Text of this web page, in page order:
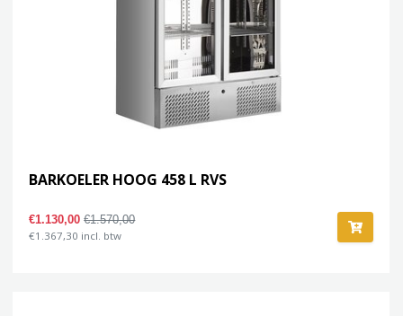
BARKOELER HOOG 458 L RVS
€1.130,00€1.570,00
€1.367,30 incl. btw